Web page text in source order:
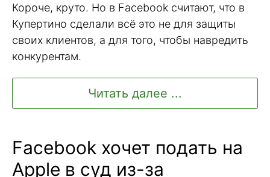
Короче, круто. Но в Facebook считают, что в
Купертино сделали всё это не для защиты
своих клиентов, а для того, чтобы навредить
конкурентам.
Читать далее ...
Facebook хочет подать на
Apple в суд из-за